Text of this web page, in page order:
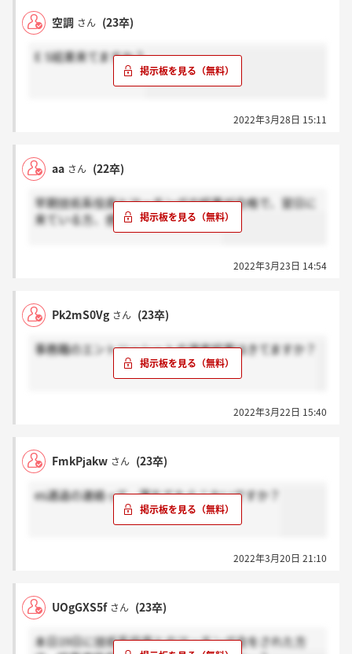
空調 さん (23卒)
E S結果来てますか？
2022年3月28日 15:11
aa さん (22卒)
早期技術系役員とマッチングの結果が合格で、翌日に
来ている方、感謝お願いします、、
2022年3月23日 14:54
Pk2mS0Vg さん (23卒)
事務職のエントリーシートの選考結果はきてますか？
2022年3月22日 15:40
FmkPjakw さん (23卒)
es通過の連絡って、落ちてたらこないですか？
2022年3月20日 21:10
UOgGXS5f さん (23卒)
本日19日に技術系役員とのマッチング会をされた方